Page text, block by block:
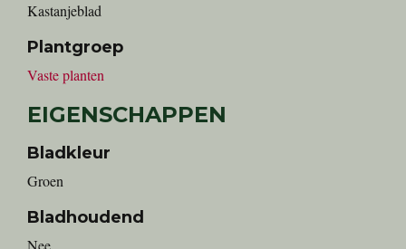
kastanjeblad
Plantgroep
Vaste planten
EIGENSCHAPPEN
Bladkleur
Groen
Bladhoudend
Nee